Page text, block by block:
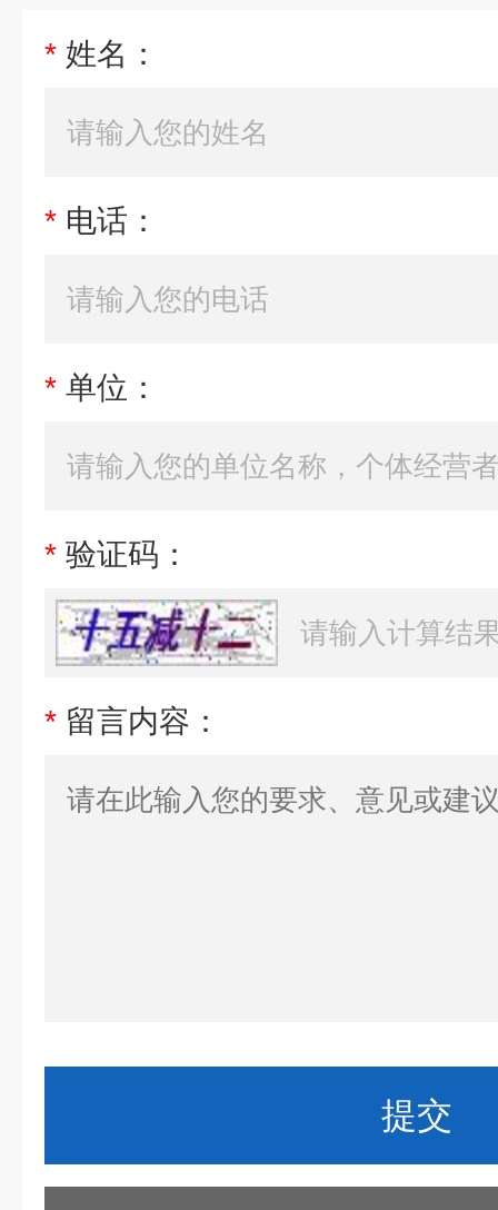
* 姓名：
* 电话：
* 单位：
* 验证码：
* 留言内容：